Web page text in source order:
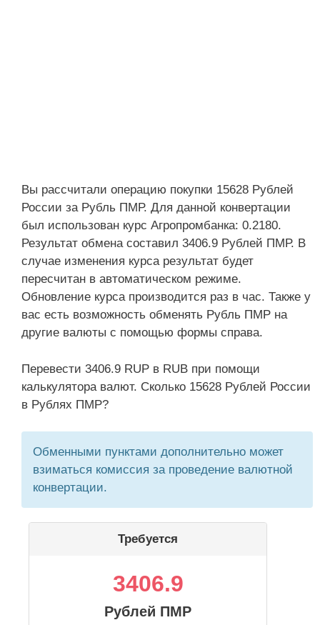
Вы рассчитали операцию покупки 15628 Рублей
России за Рубль ПМР. Для данной конвертации
был использован курс Агропромбанка: 0.2180.
Результат обмена составил 3406.9 Рублей ПМР. В
случае изменения курса результат будет
пересчитан в автоматическом режиме.
Обновление курса производится раз в час. Также у
вас есть возможность обменять Рубль ПМР на
другие валюты с помощью формы справа.
Перевести 3406.9 RUP в RUB при помощи
калькулятора валют. Сколько 15628 Рублей России
в Рублях ПМР?
Обменными пунктами дополнительно может
взиматься комиссия за проведение валютной
конвертации.
Требуется
3406.9
Рублей ПМР